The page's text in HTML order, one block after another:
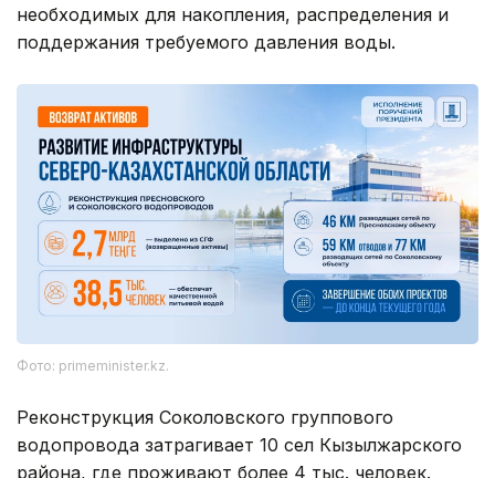
необходимых для накопления, распределения и
поддержания требуемого давления воды.
Фото: primeminister.kz.
Реконструкция Соколовского группового
водопровода затрагивает 10 сел Кызылжарского
района, где проживают более 4 тыс. человек.